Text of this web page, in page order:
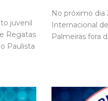
juvenil
Regatas
Paulista
No próximo dia
Internacional
Palmeiras fora